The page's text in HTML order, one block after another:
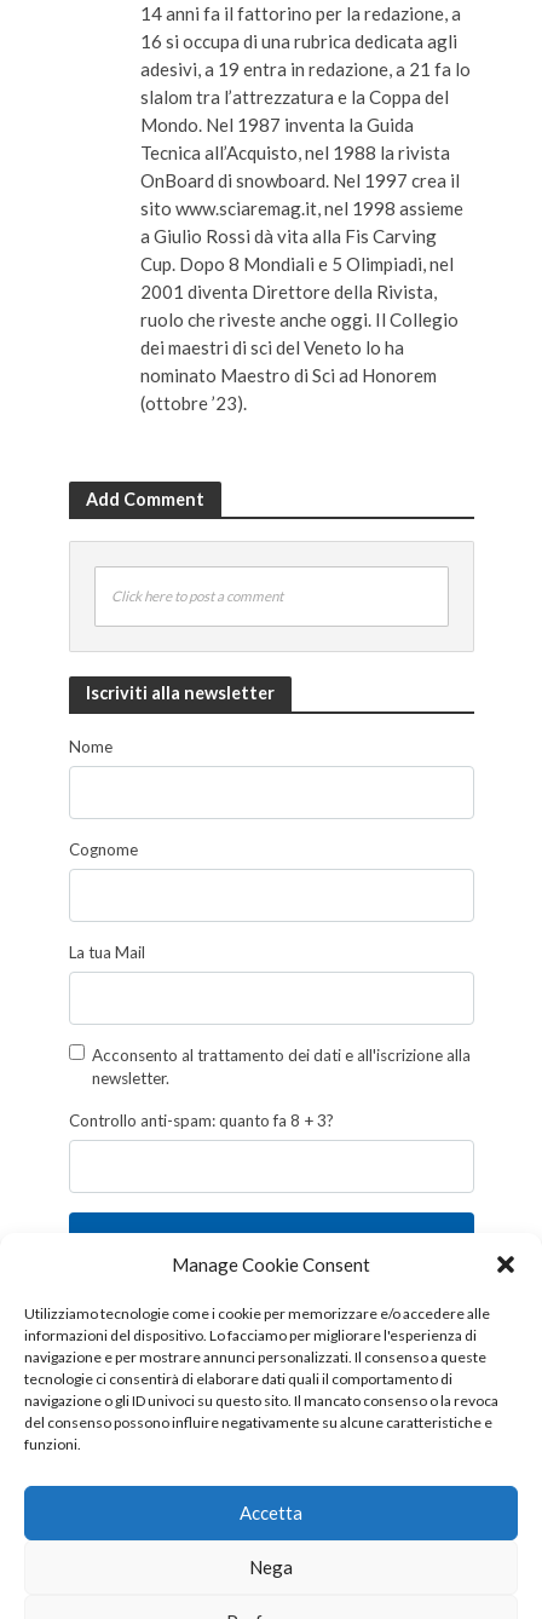
Manage Cookie Consent
Utilizziamo tecnologie come i cookie per memorizzare e/o accedere alle
informazioni del dispositivo. Lo facciamo per migliorare l'esperienza di
navigazione e per mostrare annunci personalizzati. Il consenso a queste
tecnologie ci consentirà di elaborare dati quali il comportamento di
navigazione o gli ID univoci su questo sito. Il mancato consenso o la revoca
del consenso possono influire negativamente su alcune caratteristiche e
funzioni.
Accetta
Nega
14 anni fa il fattorino per la redazione, a
16 si occupa di una rubrica dedicata agli
adesivi, a 19 entra in redazione, a 21 fa lo
slalom tra l’attrezzatura e la Coppa del
Mondo. Nel 1987 inventa la Guida
Tecnica all’Acquisto, nel 1988 la rivista
OnBoard di snowboard. Nel 1997 crea il
sito www.sciaremag.it, nel 1998 assieme
a Giulio Rossi dà vita alla Fis Carving
Cup. Dopo 8 Mondiali e 5 Olimpiadi, nel
2001 diventa Direttore della Rivista,
ruolo che riveste anche oggi. Il Collegio
dei maestri di sci del Veneto lo ha
nominato Maestro di Sci ad Honorem
(ottobre ’23).
Add Comment
Click here to post a comment
Iscriviti alla newsletter
Nome
Cognome
La tua Mail
Acconsento al trattamento dei dati e all'iscrizione alla
newsletter.
Controllo anti-spam: quanto fa 8 + 3?
Iscriviti
Follow us!